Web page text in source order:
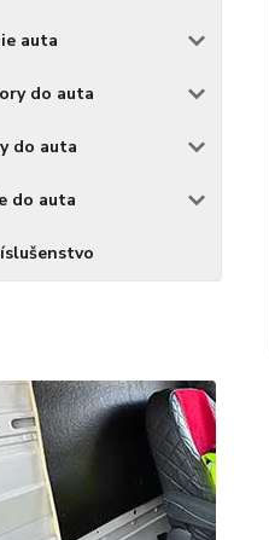
auta
do auta
do auta
do auta